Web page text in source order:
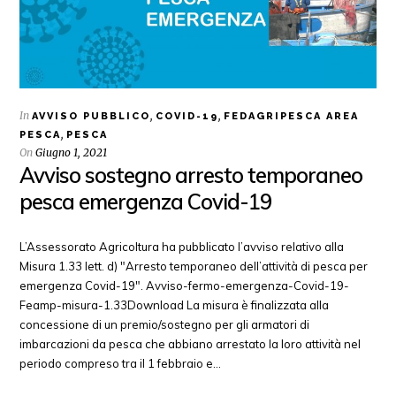
InAVVISO PUBBLICO, COVID-19, FEDAGRIPESCA AREA
PESCA, PESCA
OnGiugno 1, 2021
Avviso sostegno arresto temporaneo
pesca emergenza Covid-19
L’Assessorato Agricoltura ha pubblicato l’avviso relativo alla
Misura 1.33 lett. d) "Arresto temporaneo dell’attività di pesca per
emergenza Covid-19". Avviso-fermo-emergenza-Covid-19-
Feamp-misura-1.33Download La misura è finalizzata alla
concessione di un premio/sostegno per gli armatori di
imbarcazioni da pesca che abbiano arrestato la loro attività nel
periodo compreso tra il 1 febbraio e…